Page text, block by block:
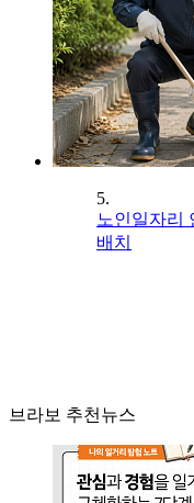
5.
노인일자리
배치
브라보 추천뉴스